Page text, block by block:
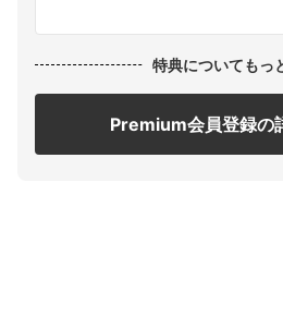
特典についてもっ
Premium会員登録の